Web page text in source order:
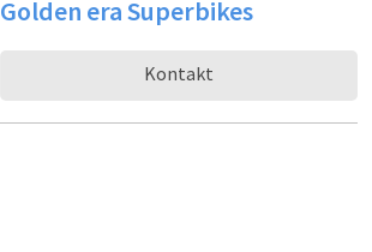
Golden era Superbikes
Kontakt